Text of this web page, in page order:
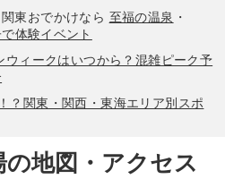
東おでかけなら 至福の温泉 ・
体験イベント
ウィークはいつから？混雑ピーク予
？関東・関西・東海エリア別スポ
地図・アクセス